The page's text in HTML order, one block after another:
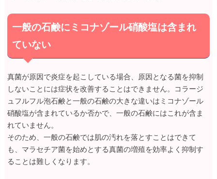
一般の石鹸にミコナゾール硝酸塩は含まれ
ていない
真菌が原因で炎症を起こしている場合、原因となる菌を抑制
しないことには症状を改善することはできません。コラージ
ュフルフル泡石鹸と一般の石鹸の大きな違いはミコナゾール
硝酸塩が含まれているか否かで、一般の石鹸にはこれが含ま
れていません。
そのため、一般の石鹸では肌の汚れを落とすことはできて
も、マラセチア菌を始めとする真菌の増殖を効率よく抑制す
ることは難しくなります。